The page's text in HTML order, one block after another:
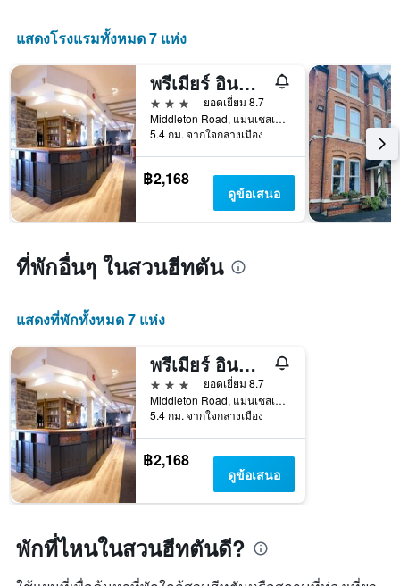
แสดง
ของ
สัปดาห์
แผนภูมิ
มี
แกน
Y
1
แกน
แแส
ดง
เฉลี่ย
ของ
แสดงโรงแรมทั้งหมด 7 แห่ง
พรีเมียร์ อินน์ แมนเชสเตอร์ - ฮีตัน พาร์ค
3 ดาว
ยอดเยี่ยม 8.7
Middleton Road, แมนเชสเตอร์, สหราชอาณาจักร
5.4 กม. จากใจกลางเมือง
฿2,168
ดูข้อเสนอ
ที่พักอื่นๆ ในสวนฮีทตัน
แสดงที่พักทั้งหมด 7 แห่ง
พรีเมียร์ อินน์ แมนเชสเตอร์ - ฮีตัน พาร์ค
3 ดาว
ยอดเยี่ยม 8.7
Middleton Road, แมนเชสเตอร์, สหราชอาณาจักร
5.4 กม. จากใจกลางเมือง
฿2,168
ดูข้อเสนอ
พักที่ไหนในสวนฮีทตันดี?